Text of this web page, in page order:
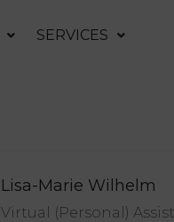
SERVICES
Lisa-Marie Wilhelm
Virtual (Personal)